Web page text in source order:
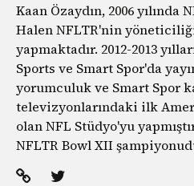
Kaan Özaydın, 2006 yılında
Halen NFLTR'nin
yapmaktadır. 2012-2013
Sports ve Smart Spor'da
yorumculuk ve Smart Spor
televizyonlarındaki ilk
olan NFL Stüdyo'yu
NFLTR Bowl XII